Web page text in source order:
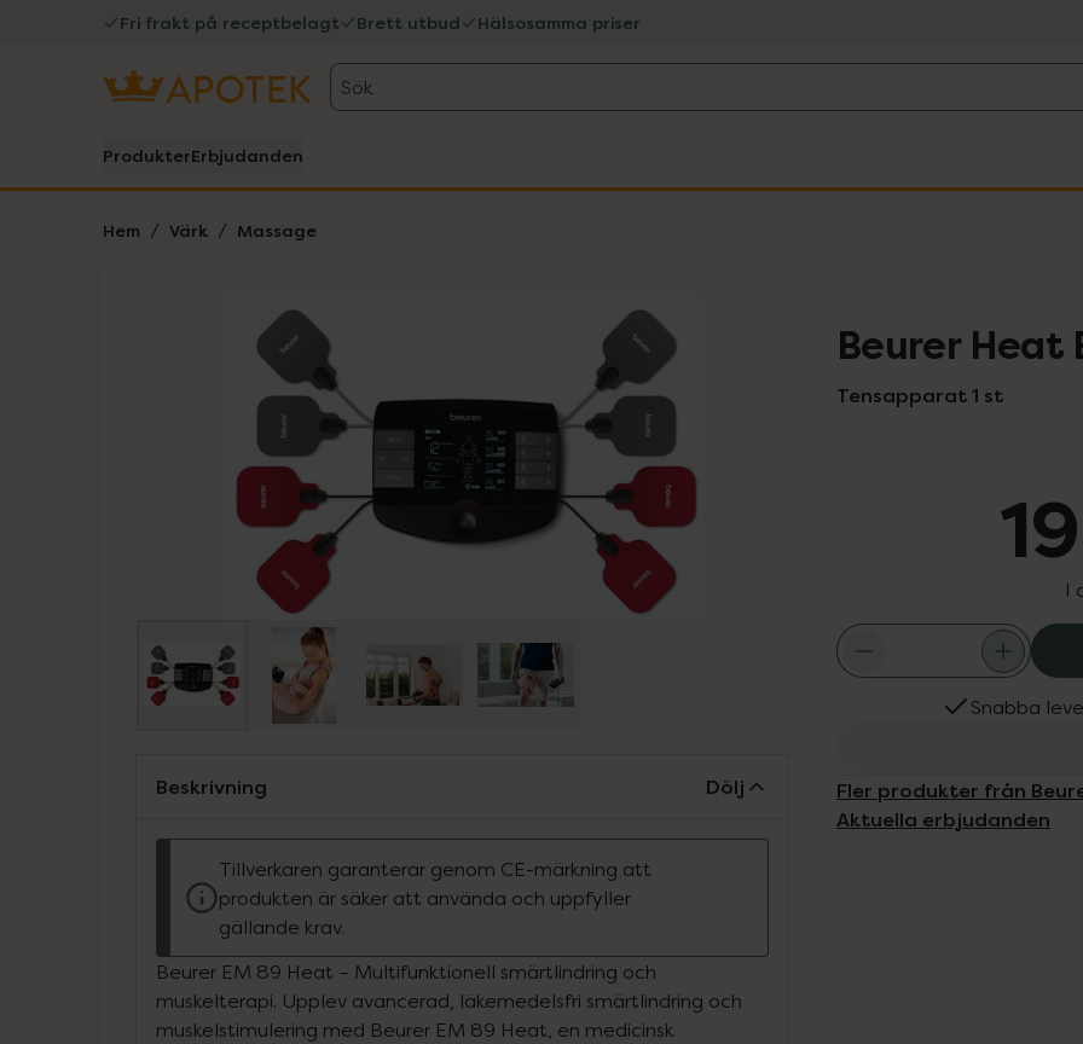
Fri frakt på receptbelagt Brett utbud Hälsosamma priser
Sök
ProdukterErbjudanden
Hem Värk Massage
Lista: . Innehåller 4 objekt.
Hoppa över Lista
Beurer Heat
Tensapparat 1 st
I
Snabba
Fler produkter från
Aktuella erbjudanden
Beskrivning Dölj
Tillverkaren garanterar genom CE-märkning att
produkten är säker att använda och uppfyller
gällande krav.
Beurer EM 89 Heat – Multifunktionell smärtlindring och
muskelterapi. Upplev avancerad, läkemedelsfri smärtlindring och
muskelstimulering med Beurer EM 89 Heat, en medicinsk